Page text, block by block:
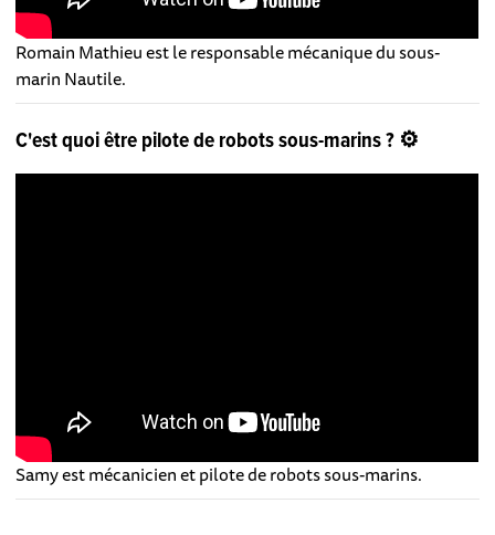
Romain Mathieu est le responsable mécanique du sous-
marin Nautile.
C'est quoi être pilote de robots sous-marins ? ⚙️
Samy est mécanicien et pilote de robots sous-marins.